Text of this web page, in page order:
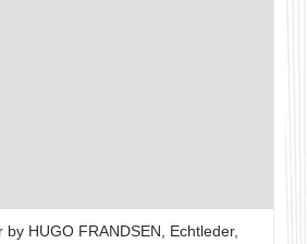
HUGO FRANDSEN, Echtleder,